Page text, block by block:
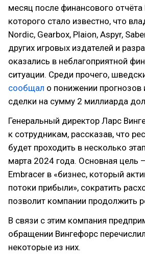
месяц после финансового отчёта
которого стало известно, что
Nordic, Gearbox, Plaion, Aspyr,
других игровых издателей и
оказались в неблагоприятной
ситуации. Среди прочего,
сообщал о понижении прогнозов
сделки на сумму 2 миллиарда
Генеральный директор Ларс
к сотрудникам, рассказав, что
будет проходить в несколько
марта 2024 года. Основная цель
Embracer в «бизнес, который
потоки прибыли», сократить
позволит компании продолжить
В связи с этим компания
обращении Вингефорс
некоторые из них.